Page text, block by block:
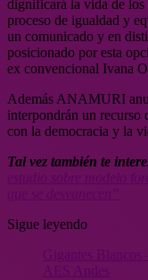
dignificará la vida de los
proceso de igualdad y
un comunicado y en
posicionado por esta
ex convencional Ivana
Además ANAMURI
interpondrán un recurso
con la democracia y la
Tal vez también te
Sigue leyendo